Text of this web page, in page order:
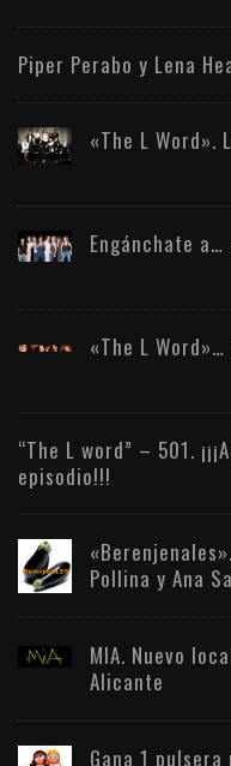
Piper Perabo y Lena
«The L
Engánchate a…
«The L
“The L word” – 501.
episodio!!!
Pollina y Ana
MIA. Nuevo
Alicante
Gana 1